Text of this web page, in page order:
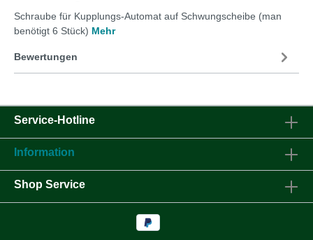
Schraube für Kupplungs-Automat auf Schwungscheibe (man
benötigt 6 Stück) Mehr
Bewertungen
Service-Hotline
Information
Shop Service